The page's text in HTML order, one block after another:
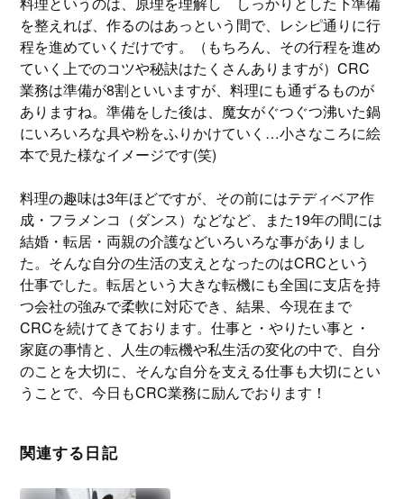
を整えれば、作るのはあっという間で、レシピ通りに行
程を進めていくだけです。（もちろん、その行程を進め
ていく上でのコツや秘訣はたくさんありますが）CRC
業務は準備が8割といいますが、料理にも通ずるものが
ありますね。準備をした後は、魔女がぐつぐつ沸いた鍋
にいろいろな具や粉をふりかけていく…小さなころに絵
本で見た様なイメージです(笑)
料理の趣味は3年ほどですが、その前にはテディベア作
成・フラメンコ（ダンス）などなど、また19年の間には
結婚・転居・両親の介護などいろいろな事がありまし
た。そんな自分の生活の支えとなったのはCRCという
仕事でした。転居という大きな転機にも全国に支店を持
つ会社の強みで柔軟に対応でき、結果、今現在まで
CRCを続けてきております。仕事と・やりたい事と・
家庭の事情と、人生の転機や私生活の変化の中で、自分
のことを大切に、そんな自分を支える仕事も大切にとい
うことで、今日もCRC業務に励んでおります！
関連する日記